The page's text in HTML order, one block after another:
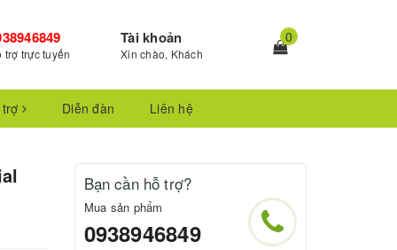
trợ trực tuyến
Tài khoản
Xin chào, Khách
0
Diễn đàn Liên hệ
Bạn cần hỗ trợ?
Mua sản phẩm
0938946849